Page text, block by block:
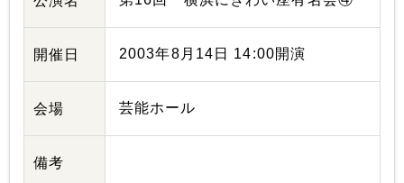
開催日 2003年8月14日 14:00開演
会場 芸能ホール
備考